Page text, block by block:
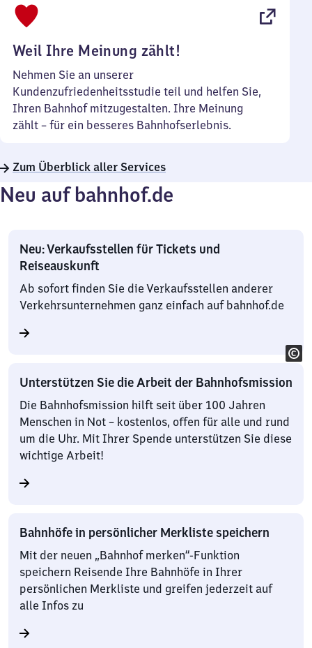
Weil Ihre Meinung zählt!
Nehmen Sie an unserer
Kundenzufriedenheitsstudie teil und helfen Sie,
Ihren Bahnhof mitzugestalten. Ihre Meinung
zählt – für ein besseres Bahnhofserlebnis.
Zum Überblick aller Services
Neu auf bahnhof.de
Neu: Verkaufsstellen für Tickets und
Reiseauskunft
Ab sofort finden Sie die Verkaufsstellen anderer
Verkehrsunternehmen ganz einfach auf bahnhof.de
Unterstützen Sie die Arbeit der Bahnhofsmission
Die Bahnhofsmission hilft seit über 100 Jahren
Menschen in Not – kostenlos, offen für alle und rund
um die Uhr. Mit Ihrer Spende unterstützen Sie diese
wichtige Arbeit!
Bahnhöfe in persönlicher Merkliste speichern
Mit der neuen „Bahnhof merken“-Funktion
speichern Reisende Ihre Bahnhöfe in Ihrer
persönlichen Merkliste und greifen jederzeit auf
alle Infos zu